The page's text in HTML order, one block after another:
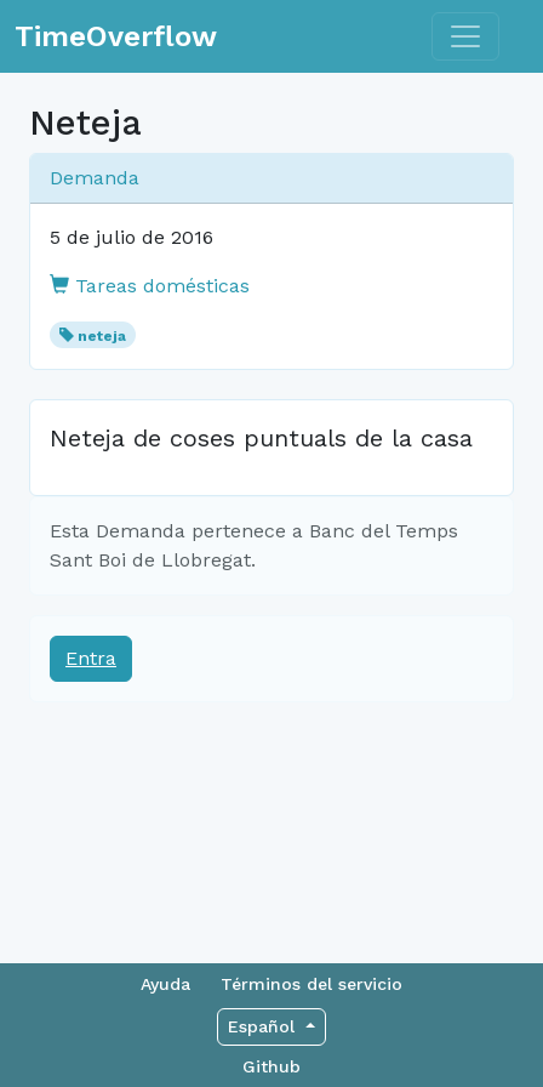
TimeOverflow Toggle
Neteja
Demanda
5 de julio de 2016
Tareas domésticas
neteja
Neteja de coses puntuals de la casa
Esta Demanda pertenece a Banc del Temps
Sant Boi de Llobregat.
Entra
Ayuda Términos del servicio
Español
Github